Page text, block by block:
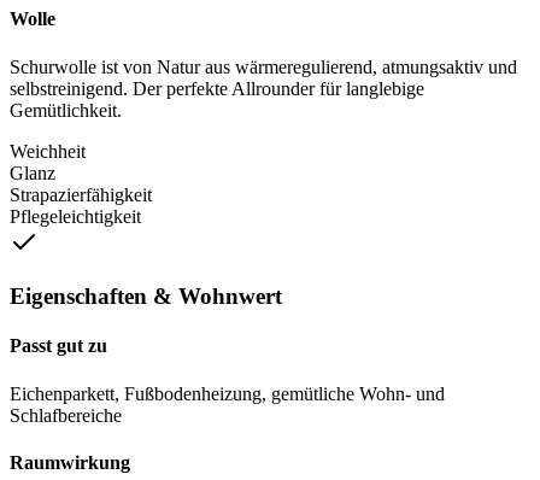
Wolle
Schurwolle ist von Natur aus wärmeregulierend, atmungsaktiv und
selbstreinigend. Der perfekte Allrounder für langlebige
Gemütlichkeit.
Weichheit
Glanz
Strapazierfähigkeit
Pflegeleichtigkeit
Eigenschaften & Wohnwert
Passt gut zu
Eichenparkett, Fußbodenheizung, gemütliche Wohn- und
Schlafbereiche
Raumwirkung